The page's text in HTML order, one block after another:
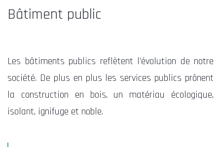
Bâtiment public
Les bâtiments publics reflètent l’évolution de notre
société. De plus en plus les services publics prônent
la construction en bois, un matériau écologique,
isolant, ignifuge et noble.